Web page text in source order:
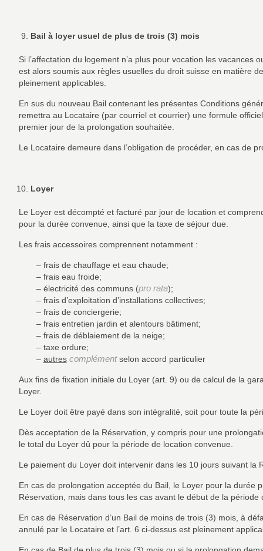
Bail à loyer usuel de plus de trois (3) mois
Si l’affectation du logement n’a plus pour vocation les
est alors soumis aux règles usuelles du droit suisse en matière
pleinement applicables.
En sus du nouveau Bail contenant les présentes Conditions
remettra au Locataire (par courriel et courrier) une formule
premier jour de la prolongation souhaitée.
Le Locataire demeure dans l’obligation de procéder, en cas de
Loyer
Le Loyer est décompté et facturé par jour de location et
pour la durée convenue, ainsi que la taxe de séjour due.
Les frais accessoires comprennent notamment :
– frais de chauffage et eau chaude;
– frais eau froide;
– électricité des communs (pro rata);
– frais d’exploitation d’installations collectives;
– frais de conciergerie;
– frais entretien jardin et alentours bâtiment;
– frais de déblaiement de la neige;
– taxe ordure;
– autres complémentselon accord particulier
Aux fins de fixation initiale du Loyer (art. 9) ou de calcul de la
Loyer.
Le Loyer doit être payé dans son intégralité, soit pour toute la
Dès acceptation de la Réservation, y compris pour une
le total du Loyer dû pour la période de location convenue.
Le paiement du Loyer doit intervenir dans les 10 jours suivant la
En cas de prolongation acceptée du Bail, le Loyer pour la durée
Réservation, mais dans tous les cas avant le début de la période
En cas de Réservation d’un Bail de moins de trois (3) mois, à
annulé par le Locataire et l’art. 6 ci-dessus est pleinement